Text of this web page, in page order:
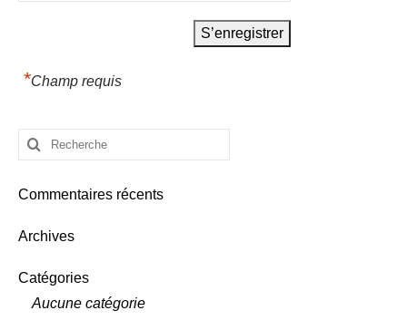
*Champ requis
Rechercher
:
Commentaires récents
Archives
Catégories
Aucune catégorie